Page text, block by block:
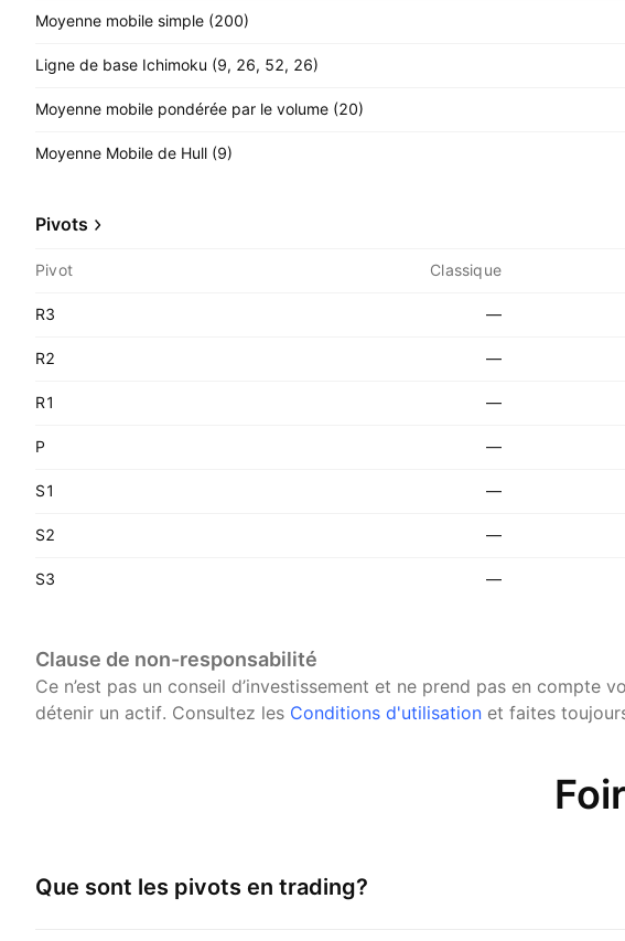
Moyenne mobile simple (200)
Ligne de base Ichimoku (9, 26, 52, 26)
Moyenne mobile pondérée par le volume (20)
Moyenne Mobile de Hull (9)
Pivots
Pivot Classique
R3 —
R2 —
R1 —
P —
S1 —
S2 —
S3 —
Clause de non-responsabilité
Ce n’est pas un conseil d’investissement et ne prend pas en compte
détenir un actif. Consultez les Conditions d'utilisation et faites
Que sont les pivots en trading?